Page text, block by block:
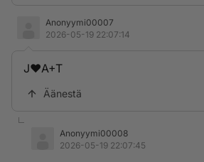
Anonyymi00007
2026-05-19 22:07:14
J❤️A+T
Äänestä
Anonyymi00008
2026-05-19 22:07:45